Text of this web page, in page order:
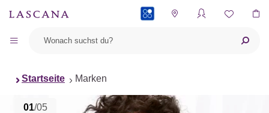
Startseite Marken
01/05